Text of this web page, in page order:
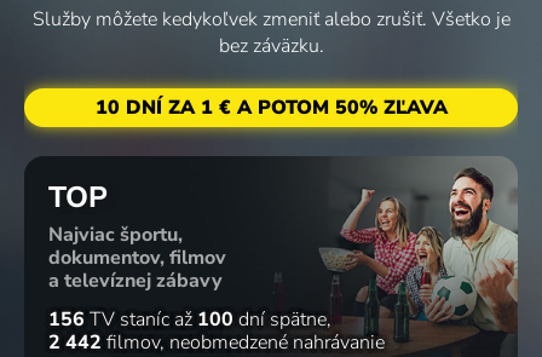
Služby môžete kedykoľvek zmeniť alebo zrušiť. Všetko je
bez záväzku.
10 DNÍ ZA 1 € A POTOM 50% ZĽAVA
TOP
Najviac športu,
dokumentov, filmov
a televíznej zábavy
156 TV staníc až 100 dní spätne
2 442 filmov neobmedzené nahrávanie